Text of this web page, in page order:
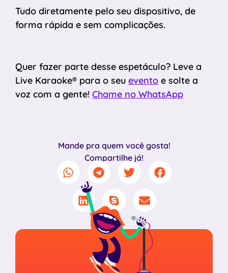
Tudo diretamente pelo seu dispositivo, de
forma rápida e sem complicações.
Quer fazer parte desse espetáculo? Leve a
Live Karaoke® para o seu evento e solte a
voz com a gente! Chame no WhatsApp
Mande pra quem você gosta!
Compartilhe já!